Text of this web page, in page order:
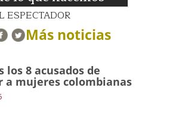
ESPECTADOR
Más noticias
los 8 acusados de
mujeres colombianas